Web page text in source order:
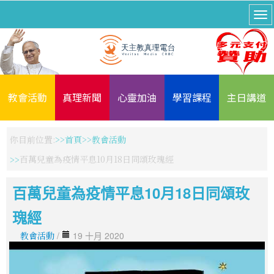
教會活動 真理新聞 心靈加油 學習課程 主日講道
你目前位置: 首頁
教會活動
百萬兒童為疫情平息10月18日同頌玫瑰經
百萬兒童為疫情平息10月18日同頌玫
瑰經
教會活動 / 19 十月 2020